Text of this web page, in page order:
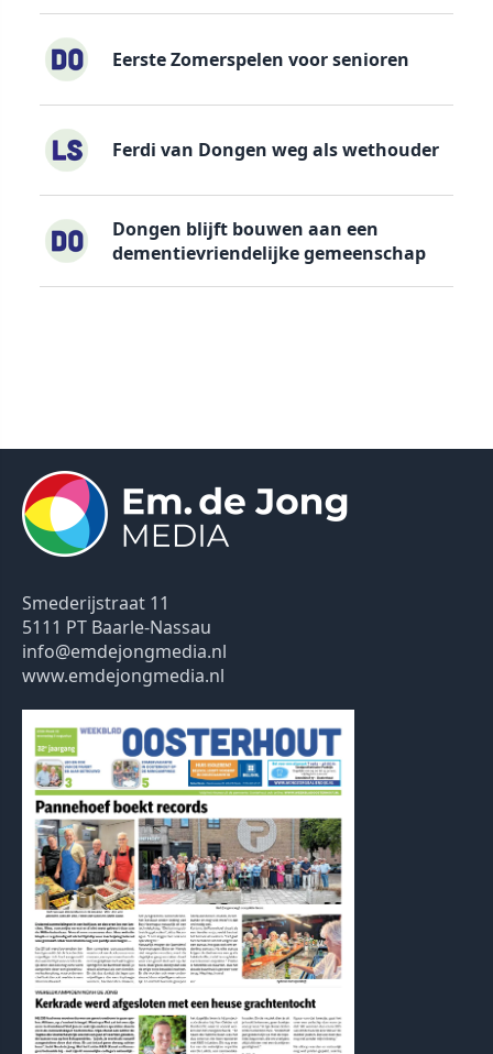
Eerste Zomerspelen voor senioren
Ferdi van Dongen weg als wethouder
Dongen blijft bouwen aan een
dementievriendelijke gemeenschap
Smederijstraat 11
5111 PT Baarle-Nassau
info@emdejongmedia.nl
www.emdejongmedia.nl